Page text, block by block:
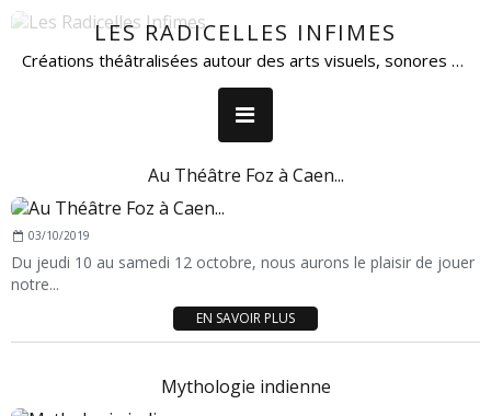
LES RADICELLES INFIMES
Créations théâtralisées autour des arts visuels, sonores et de la parole.
Au Théâtre Foz à Caen...
03/10/2019
Du jeudi 10 au samedi 12 octobre, nous aurons le plaisir de jouer
notre...
EN SAVOIR PLUS
Mythologie indienne